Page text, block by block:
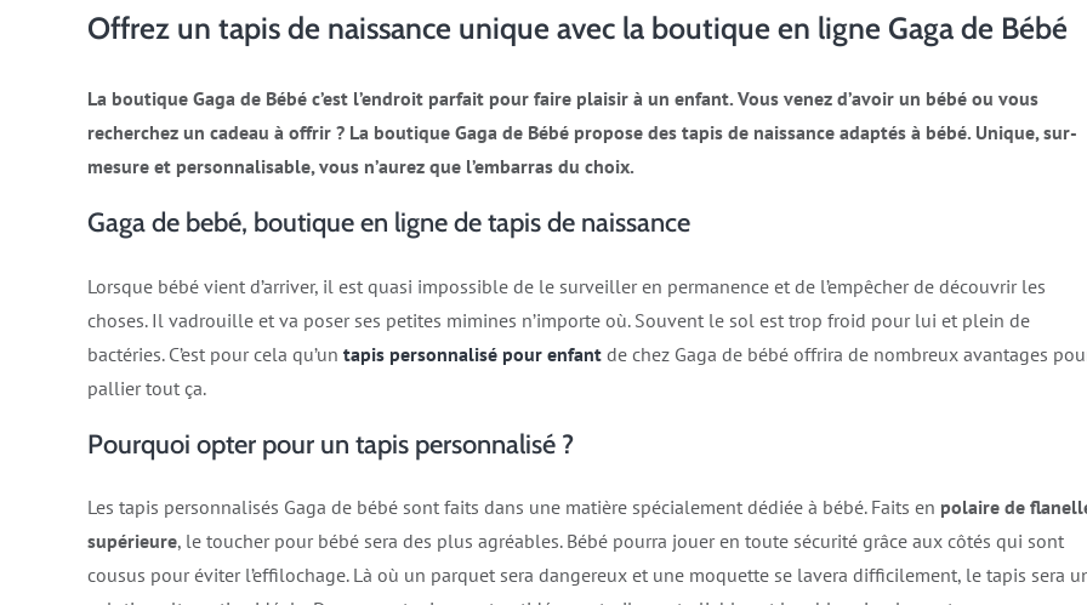
Offrez un tapis de naissance unique avec la boutique en ligne Gaga de Bébé
La boutique Gaga de Bébé c’est l’endroit parfait pour faire plaisir à un enfant. Vous venez d’avoir un bébé ou vous
recherchez un cadeau à offrir ? La boutique Gaga de Bébé propose des tapis de naissance adaptés à bébé. Unique, sur-
mesure et personnalisable, vous n’aurez que l’embarras du choix.
Gaga de bebé, boutique en ligne de tapis de naissance
Lorsque bébé vient d’arriver, il est quasi impossible de le surveiller en permanence et de l’empêcher de découvrir les
choses. Il vadrouille et va poser ses petites mimines n’importe où. Souvent le sol est trop froid pour lui et plein de
bactéries. C’est pour cela qu’un tapis personnalisé pour enfant de chez Gaga de bébé offrira de nombreux avantages
pallier tout ça.
Pourquoi opter pour un tapis personnalisé ?
Les tapis personnalisés Gaga de bébé sont faits dans une matière spécialement dédiée à bébé. Faits en polaire de
supérieure, le toucher pour bébé sera des plus agréables. Bébé pourra jouer en toute sécurité grâce aux côtés qui sont
cousus pour éviter l’effilochage. Là où un parquet sera dangereux et une moquette se lavera difficilement, le tapis sera